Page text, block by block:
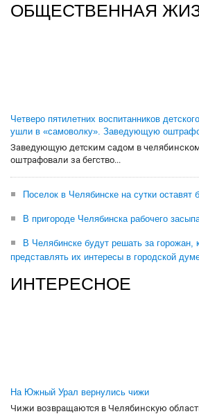
ОБЩЕСТВЕННАЯ
Четверо пятилетних воспитанников
ушли в «самоволку». Заведующую
Заведующую детским садом в
оштрафовали за бегство...
Поселок в Челябинске на сутки оставят
В пригороде Челябинска рабочего
В Челябинске будут решать за горожан,
представлять их интересы в городской
ИНТЕРЕСНОЕ
На Южный Урал вернулись чижи
Чижи возвращаются в Челябинскую